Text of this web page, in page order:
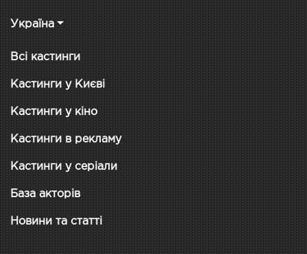
Україна
Всі кастинги
Кастинги у Києві
Кастинги у кіно
Кастинги в рекламу
Кастинги у серіали
База акторів
Новини та статті